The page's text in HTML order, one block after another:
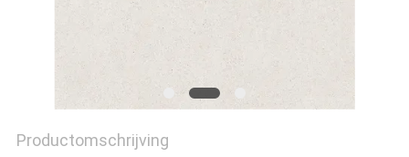
Productomschrijving